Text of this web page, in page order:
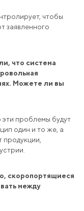
чтобы
заявленного
что система
Можете ли вы
проблемы будут
один и то же, а
продукции,
скоропортящиеся
между